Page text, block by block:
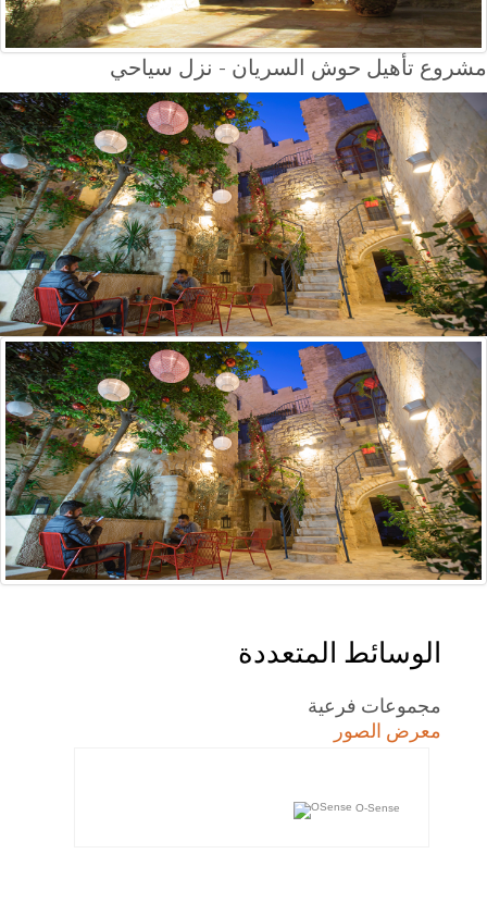
مشروع تأهيل حوش السريان - نزل سياحي
الوسائط المتعددة
مجموعات فرعية
معرض الصور
O-Sense